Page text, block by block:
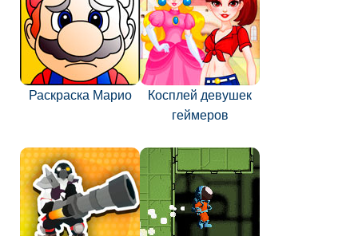
Раскраска Марио
Косплей девушек
геймеров